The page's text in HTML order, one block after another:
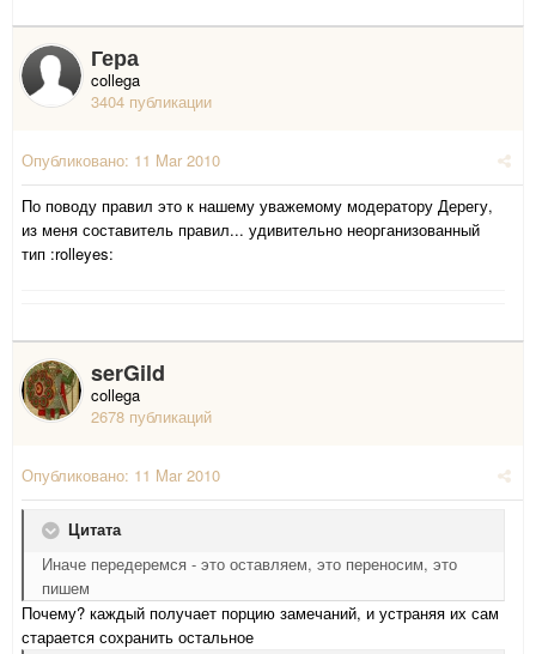
Гера
collega
3404 публикации
Опубликовано: 11 Mar 2010
По поводу правил это к нашему уважемому модератору Дерегу,
из меня составитель правил... удивительно неорганизованный
тип :rolleyes:
serGild
collega
2678 публикаций
Опубликовано: 11 Mar 2010
Цитата
Иначе передеремся - это оставляем, это переносим, это
пишем
Почему? каждый получает порцию замечаний, и устраняя их сам
старается сохранить остальное